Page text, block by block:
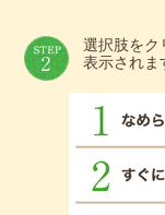
選択肢をク
表示されま